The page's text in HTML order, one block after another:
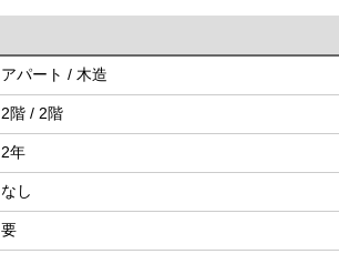
アパート / 木造
2階 / 2階
2年
なし
要